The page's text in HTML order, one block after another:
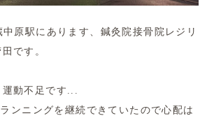
中原駅にあります、鍼灸院接骨院レジリ
です。
動不足です...
ンニングを継続できていたので心配は